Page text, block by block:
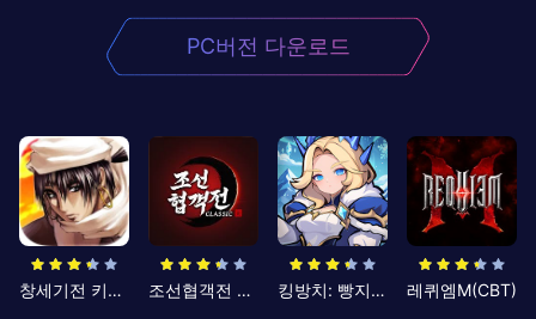
PC버전 다운로드
창세기전 키우기 조선협객전 클래식 킹방치: 빵지의 제왕 레퀴엠M(CBT)